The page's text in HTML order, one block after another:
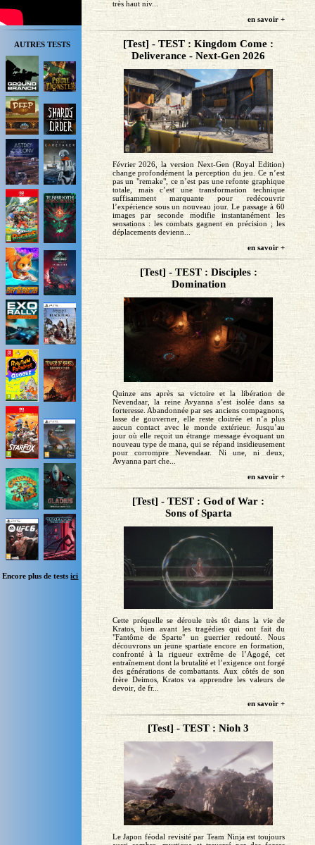
AUTRES TESTS
Encore plus de testsici
très haut niv...
en savoir +
[Test] - TEST : Kingdom Come :
Deliverance - Next-Gen 2026
Février 2026, la version Next-Gen (Royal Edition)
change profondément la perception du jeu. Ce n’est
pas un "remake", ce n’est pas une refonte graphique
totale, mais c’est une transformation technique
suffisamment marquante pour redécouvrir
l’expérience sous un nouveau jour. Le passage à 60
images par seconde modifie instantanément les
sensations : les combats gagnent en précision ; les
déplacements devienn...
en savoir +
[Test] - TEST : Disciples :
Domination
Quinze ans après sa victoire et la libération de
Nevendaar, la reine Avyanna s’est isolée dans sa
forteresse. Abandonnée par ses anciens compagnons,
lasse de gouverner, elle reste cloitrée et n’a plus
aucun contact avec le monde extérieur. Jusqu’au
jour où elle reçoit un étrange message évoquant un
nouveau type de mana, qui se répand insidieusement
pour corrompre Nevendaar. Ni une, ni deux,
Avyanna part che...
en savoir +
[Test] - TEST : God of War :
Sons of Sparta
Cette préquelle se déroule très tôt dans la vie de
Kratos, bien avant les tragédies qui ont fait du
"Fantôme de Sparte" un guerrier redouté. Nous
découvrons un jeune spartiate encore en formation,
confronté à la rigueur extrême de l’Agogé, cet
entraînement dont la brutalité et l’exigence ont forgé
des générations de combattants. Aux côtés de son
frère Deimos, Kratos va apprendre les valeurs de
devoir, de fr...
en savoir +
[Test] - TEST : Nioh 3
Le Japon féodal revisité par Team Ninja est toujours